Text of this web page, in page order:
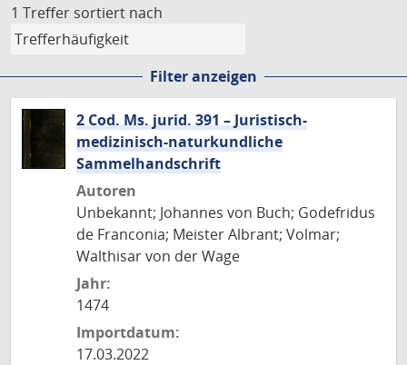
1 Treffer sortiert nach
Filter anzeigen
2 Cod. Ms. jurid. 391 – Juristisch-
medizinisch-naturkundliche
Sammelhandschrift
Autoren
Unbekannt; Johannes von Buch; Godefridus
de Franconia; Meister Albrant; Volmar;
Walthisar von der Wage
Jahr:
1474
Importdatum:
17.03.2022